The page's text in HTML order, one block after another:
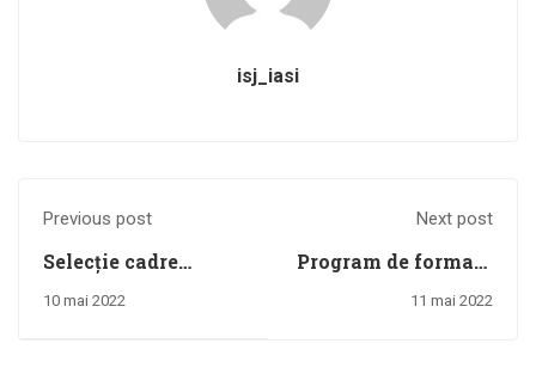
isj_iasi
Previous post
Selecție cadre
didactice din
10 mai 2022
Next post
Program de formare
continuă
11 mai 2022